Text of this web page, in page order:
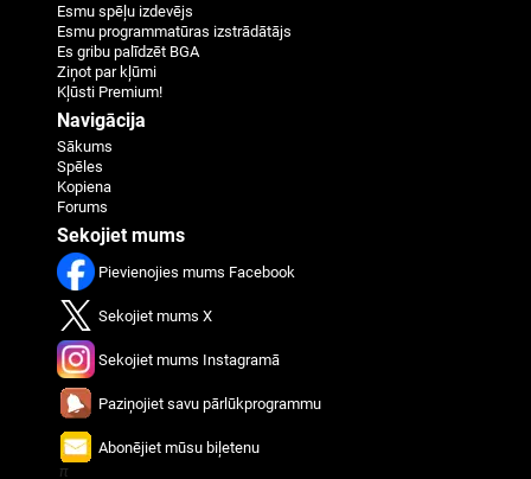
Esmu spēļu izdevējs
Esmu programmatūras izstrādātājs
Es gribu palīdzēt BGA
Ziņot par kļūmi
Kļūsti Premium!
Navigācija
Sākums
Spēles
Kopiena
Forums
Sekojiet mums
Pievienojies mums Facebook
Sekojiet mums X
Sekojiet mums Instagramā
Paziņojiet savu pārlūkprogrammu
Abonējiet mūsu biļetenu
π